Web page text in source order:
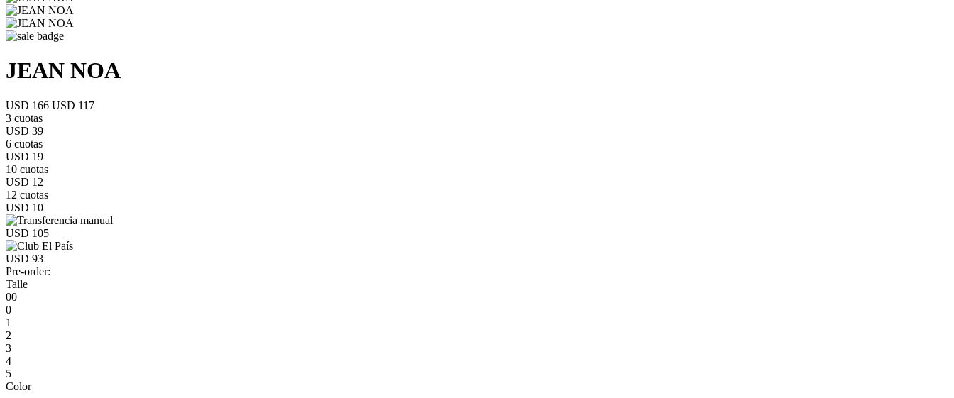
JEAN NOA
USD 166 USD 117
3 cuotas
USD 39
6 cuotas
USD 19
10 cuotas
USD 12
12 cuotas
USD 10
USD 105
USD 93
Pre-order:
Talle
00
0
1
2
3
4
5
Color